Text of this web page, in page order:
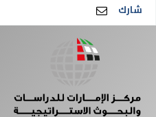
شارك